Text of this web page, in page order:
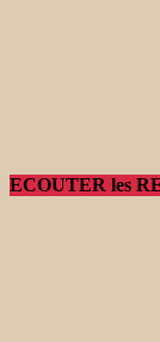
ECOUTER les